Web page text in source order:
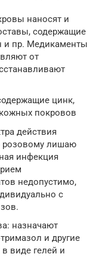
наносят и
содержащие
и пр. Медикаменты
от
цинк,
покровов
действия
розовому лишаю
инфекция
недопустимо,
с
назначают
и другие
виде гелей и